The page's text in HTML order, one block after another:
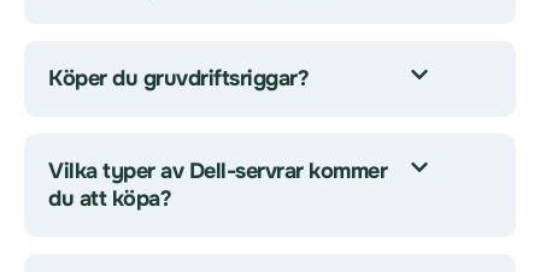
Köper du gruvdriftsriggar?
Vilka typer av Dell-servrar kommer
du att köpa?